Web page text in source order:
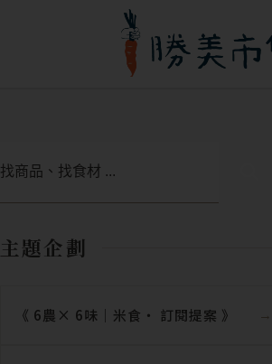
容
主題企劃
《 6農× 6味｜米食‧ 訂閱提案 》